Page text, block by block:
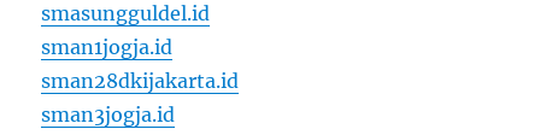
smasungguldel.id
sman1jogja.id
sman28dkijakarta.id
sman3jogja.id